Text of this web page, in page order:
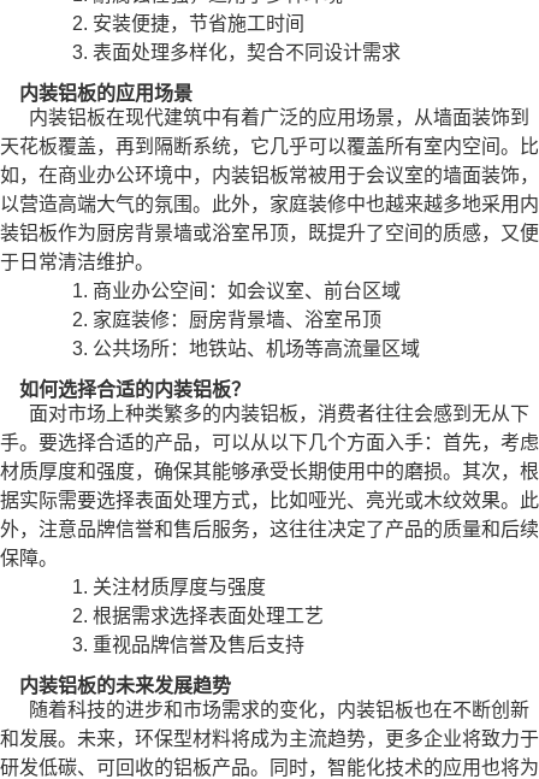
2. 安装便捷，节省施工时间
3. 表面处理多样化，契合不同设计需求
内装铝板的应用场景
内装铝板在现代建筑中有着广泛的应用场景，从墙面装饰到
天花板覆盖，再到隔断系统，它几乎可以覆盖所有室内空间。比
如，在商业办公环境中，内装铝板常被用于会议室的墙面装饰，
以营造高端大气的氛围。此外，家庭装修中也越来越多地采用内
装铝板作为厨房背景墙或浴室吊顶，既提升了空间的质感，又便
于日常清洁维护。
1. 商业办公空间：如会议室、前台区域
2. 家庭装修：厨房背景墙、浴室吊顶
3. 公共场所：地铁站、机场等高流量区域
如何选择合适的内装铝板？
面对市场上种类繁多的内装铝板，消费者往往会感到无从下
手。要选择合适的产品，可以从以下几个方面入手：首先，考虑
材质厚度和强度，确保其能够承受长期使用中的磨损。其次，根
据实际需要选择表面处理方式，比如哑光、亮光或木纹效果。此
外，注意品牌信誉和售后服务，这往往决定了产品的质量和后续
保障。
1. 关注材质厚度与强度
2. 根据需求选择表面处理工艺
3. 重视品牌信誉及售后支持
内装铝板的未来发展趋势
随着科技的进步和市场需求的变化，内装铝板也在不断创新
和发展。未来，环保型材料将成为主流趋势，更多企业将致力于
研发低碳、可回收的铝板产品。同时，智能化技术的应用也将为